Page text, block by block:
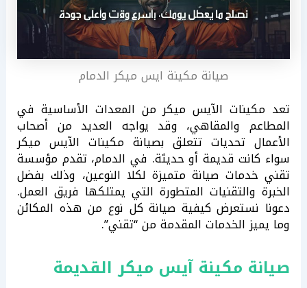
صيانة مكينة ايس ميكر الدمام
تعد مكينات الآيس ميكر من المعدات الأساسية في
المطاعم والمقاهي، وقد يواجه العديد من أصحاب
الأعمال تحديات تتعلق بصيانة مكينات الآيس ميكر
سواء كانت قديمة أو حديثة. في الدمام، تقدم مؤسسة
تقني خدمات صيانة متميزة لكلا النوعين، وذلك بفضل
الخبرة والتقنيات المتطورة التي يمتلكها فريق العمل.
دعونا نستعرض كيفية صيانة كل نوع من هذه المكائن
وما يميز الخدمات المقدمة من “تقني”.
صيانة مكينة آيس ميكر القديمة